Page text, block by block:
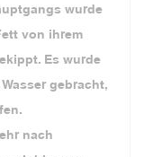
wurde
von ihrem
Es wurde
gebracht,
nach